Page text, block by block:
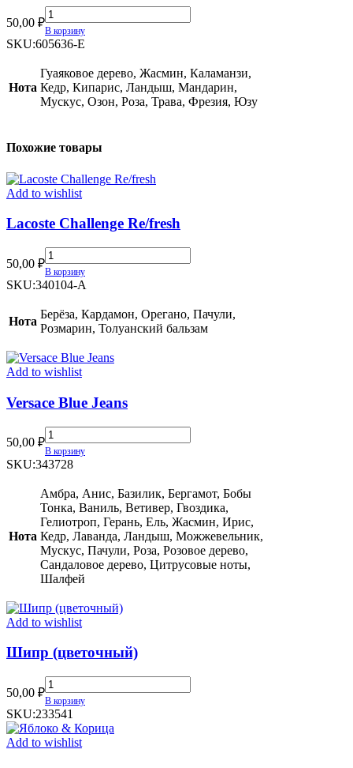
50,00 ₽
Clinique
Happy
Men
quantity
В корзину
SKU:605636-E
Нота
Гуаяковое дерево, Жасмин, Каламанзи,
Кедр, Кипарис, Ландыш, Мандарин,
Мускус, Озон, Роза, Трава, Фрезия, Юзу
Похожие товары
Add to wishlist
Lacoste Challenge Re/fresh
50,00 ₽
Lacoste
Challenge
Re/fresh
В корзину
SKU:340104-A
Нота
Берёза, Кардамон, Орегано, Пачули,
Розмарин, Толуанский бальзам
Add to wishlist
Versace Blue Jeans
50,00 ₽
Versace
Blue
Jeans
В корзину
SKU:343728
Нота
Амбра, Анис, Базилик, Бергамот, Бобы
Тонка, Ваниль, Ветивер, Гвоздика,
Гелиотроп, Герань, Ель, Жасмин, Ирис,
Кедр, Лаванда, Ландыш, Можжевельник,
Мускус, Пачули, Роза, Розовое дерево,
Сандаловое дерево, Цитрусовые ноты,
Шалфей
Add to wishlist
Шипр (цветочный)
50,00 ₽
Шипр
(цветочный)
quantity
В корзину
SKU:233541
Add to wishlist